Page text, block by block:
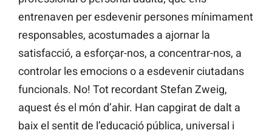
entrenaven per esdevenir persones mínimament
responsables, acostumades a ajornar la
satisfacció, a esforçar-nos, a concentrar-nos, a
controlar les emocions o a esdevenir ciutadans
funcionals. No! Tot recordant Stefan Zweig,
aquest és el món d’ahir. Han capgirat de dalt a
baix el sentit de l’educació pública, universal i